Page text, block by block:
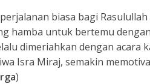
biasa bagi
hamba untuk bertemu
dimeriahkan dengan acara
Isra Miraj, semakin
)